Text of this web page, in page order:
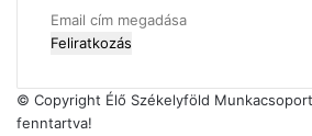
Email
cím
© Copyright Élő Székelyföld
fenntartva!